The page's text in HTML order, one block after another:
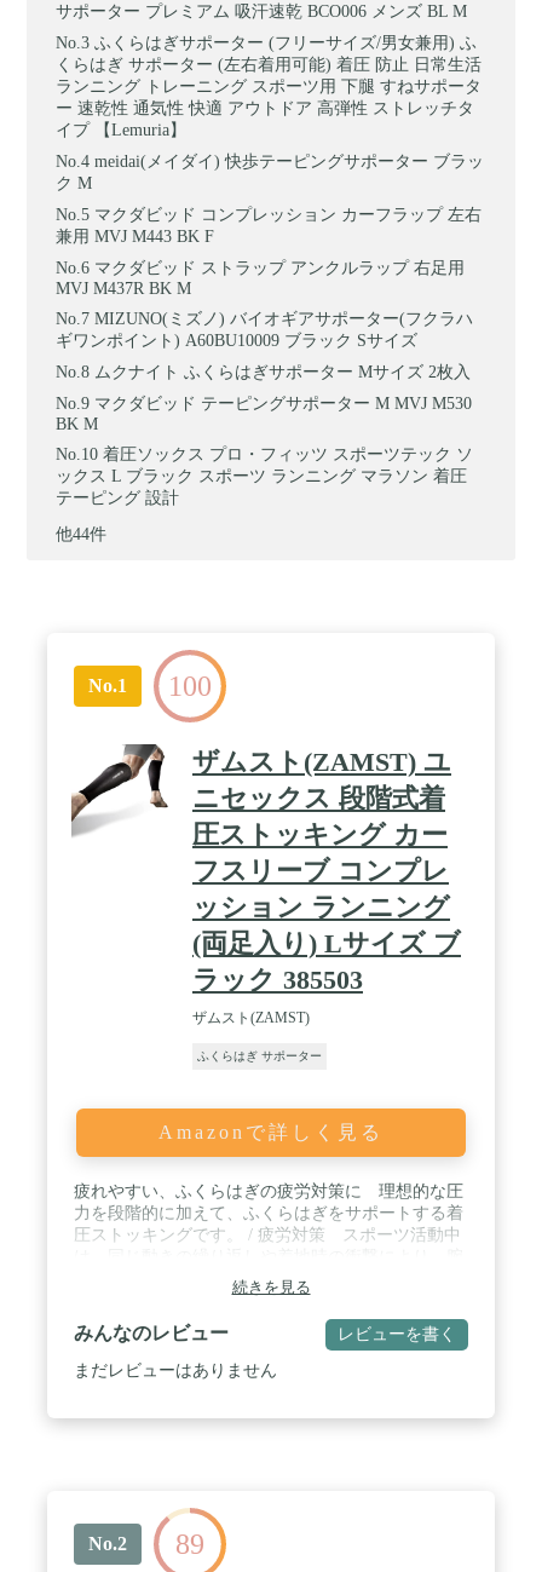
サポーター プレミアム 吸汗速乾 BCO006 メンズ BL M
ふくらはぎサポーター (フリーサイズ/男女兼用) ふ
くらはぎ サポーター (左右着用可能) 着圧 防止 日常生活
ランニング トレーニング スポーツ用 下腿 すねサポータ
ー 速乾性 通気性 快適 アウトドア 高弾性 ストレッチタ
イプ 【Lemuria】
meidai(メイダイ) 快歩テーピングサポーター ブラッ
ク M
マクダビッド コンプレッション カーフラップ 左右
兼用 MVJ M443 BK F
マクダビッド ストラップ アンクルラップ 右足用
MVJ M437R BK M
MIZUNO(ミズノ) バイオギアサポーター(フクラハ
ギワンポイント) A60BU10009 ブラック Sサイズ
ムクナイト ふくらはぎサポーター Mサイズ 2枚入
マクダビッド テーピングサポーター M MVJ M530
BK M
着圧ソックス プロ・フィッツ スポーツテック ソ
ックス L ブラック スポーツ ランニング マラソン 着圧
テーピング 設計
他44件
No.1 100
ザムスト(ZAMST) ユ
ニセックス 段階式着
圧ストッキング カー
フスリーブ コンプレ
ッション ランニング
(両足入り) Lサイズ ブ
ラック 385503
ザムスト(ZAMST)
ふくらはぎ サポーター
Amazonで詳しく見る
疲れやすい、ふくらはぎの疲労対策に 理想的な圧
力を段階的に加えて、ふくらはぎをサポートする着
圧ストッキングです。 / 疲労対策 スポーツ活動中
やふくらはぎの筋肉が無駄に振動しています。この
無駄な振動を抑制しようと、筋肉が無意識に働いて
しまうことがスタミナのロスにつながると考えられ
ています。無駄な筋肉振動を抑えるために圧迫機能
のあるコンプレッションスリーブが役立ちます。 /
ることが期待できます。日焼け対策として屋外での
使用もお勧めです。 ※カラーによりカット率は異な
ります。 / 伸縮素材ライクラファイバーを採用 優
続きを見る
みんなのレビュー レビューを書く
まだレビューはありません
No.2 89